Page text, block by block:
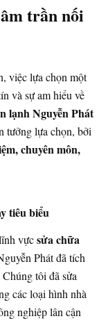
trần nối
việc lựa chọn một
và sự am hiểu về
lạnh Nguyễn Phát
tưởng lựa chọn, bởi
chuyên môn,
tiêu biểu
vựcsửa chữa
Phát đã tích
tôi đã sửa
các loại hình nhà
nghiệp lân cận